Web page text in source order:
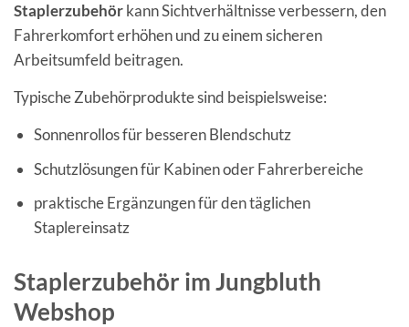
Staplerzubehörkann Sichtverhältnisse verbessern, den
Fahrerkomfort erhöhen und zu einem sicheren
Arbeitsumfeld beitragen.
Typische Zubehörprodukte sind beispielsweise:
Sonnenrollos für besseren Blendschutz
Schutzlösungen für Kabinen oder Fahrerbereiche
praktische Ergänzungen für den täglichen
Staplereinsatz
Staplerzubehör im Jungbluth
Webshop